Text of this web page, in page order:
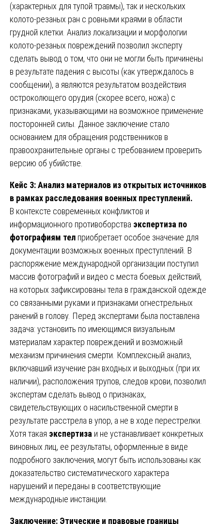
(характерных для тупой травмы), так и нескольких
колото-резаных ран с ровными краями в области
грудной клетки. Анализ локализации и морфологии
колото-резаных повреждений позволил эксперту
сделать вывод о том, что они не могли быть причинены
в результате падения с высоты (как утверждалось в
сообщении), а являются результатом воздействия
остроколющего орудия (скорее всего, ножа) с
признаками, указывающими на возможное применение
посторонней силы. Данное заключение стало
основанием для обращения родственников в
правоохранительные органы с требованием проверить
версию об убийстве.
Кейс 3: Анализ материалов из открытых источников
в рамках расследования военных преступлений.
В контексте современных конфликтов и
информационного противоборства экспертиза по
фотографиям тел приобретает особое значение для
документации возможных военных преступлений. В
распоряжение международной организации поступил
массив фотографий и видео с места боевых действий,
на которых зафиксированы тела в гражданской одежде
со связанными руками и признаками огнестрельных
ранений в голову. Перед экспертами была поставлена
задача: установить по имеющимся визуальным
материалам характер повреждений и возможный
механизм причинения смерти. Комплексный анализ,
включавший изучение ран входных и выходных (при их
наличии), расположения трупов, следов крови, позволил
экспертам сделать вывод о признаках,
свидетельствующих о насильственной смерти в
результате расстрела в упор, а не в ходе перестрелки.
Хотя такая экспертиза и не устанавливает конкретных
виновных лиц, ее результаты, оформленные в виде
подробного заключения, могут быть использованы как
доказательство систематического характера
нарушений и переданы в соответствующие
международные инстанции.
Заключение: Этические и правовые границы